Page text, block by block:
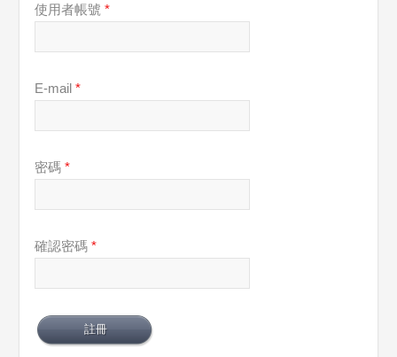
使用者帳號 *
E-mail *
密碼 *
確認密碼 *